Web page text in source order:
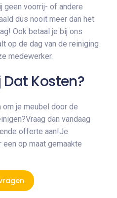
geen voorrij- of andere
dus nooit meer dan het
Ook betaal je bij ons
op de dag van de reiniging
medewerker.
Kosten?
om je meubel door de
dan vandaag
offerte aan!Je
een op maat gemaakte